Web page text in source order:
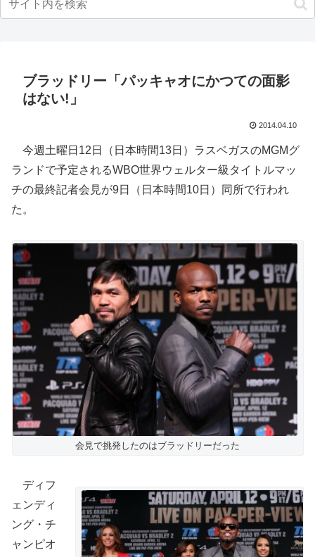
ブラッドリー「パッキャオにかつての面影
はない!」
2014.04.10
今週土曜日12日（日本時間13日）ラスベガスのMGMグ
ランドで予定されるWBO世界ウェルター級タイトルマッ
チの最終記者会見が9日（日本時間10日）同所で行われ
た。
会見で挑発したのはブラッドリーだった
ディフ
ェンディ
ング・チ
ャンピオ